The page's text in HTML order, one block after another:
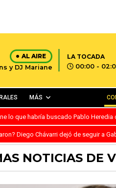
AL AIRE
y DJ Mariane
LA TOCADA
00:00 -
MÁS
lo que habría buscado Pablo Heredia
Diego Chávarri dejó de seguir a
NOTICIAS DE